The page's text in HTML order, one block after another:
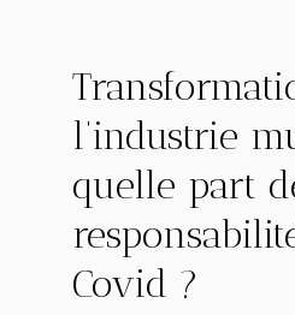
l’industrie
quelle part
Covid ?